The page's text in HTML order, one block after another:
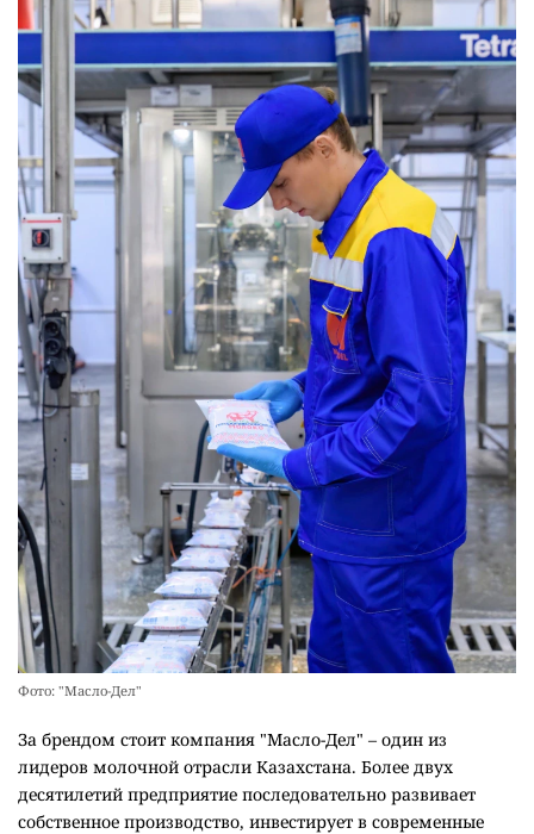
Фото: "Масло-Дел"
За брендом стоит компания "Масло-Дел" – один из
лидеров молочной отрасли Казахстана. Более двух
десятилетий предприятие последовательно развивает
собственное производство, инвестирует в современные